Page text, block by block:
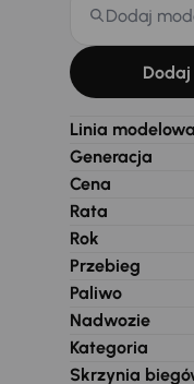
Dodaj
Linia modelowa
Generacja
Cena
Rata
Rok
Przebieg
Paliwo
Nadwozie
Kategoria
Skrzynia